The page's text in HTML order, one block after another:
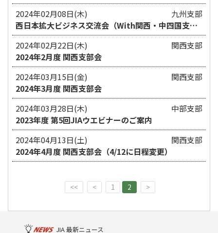
九州支部
西日本拡大ビジネス交流会（With関西・中四国支
部）
2024年02月08日(木)
関西支部
2024年2月度 関西支部会
2024年02月22日(木)
関西支部
2024年3月度 関西支部会
2024年03月15日(金)
中部支部
2023年度 第5回JIAウエビナーのご案内
2024年03月28日(木)
関西支部
2024年4月度 関西支部会（4/12に日程変更）
2024年04月13日(土)
<< < 1 2 >
JIA 最新ニュース